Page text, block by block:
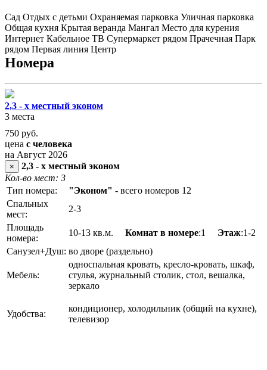
Сад Отдых с детьми Охраняемая парковка Уличная парковка
Общая кухня Крытая веранда Мангал Место для курения
Интернет Кабельное ТВ Супермаркет рядом Прачечная Парк
рядом Первая линия Центр
Номера
2,3 - х местный эконом
3 места
750 руб.
цена с человека
на Август 2026
×
2,3 - х местный эконом
Кол-во мест: 3
Тип номера:
"Эконом" - всего номеров 12
Спальных
мест:
2-3
Площадь
номера:
10-13 кв.м. Комнат в номере:1 Этаж:1-2
Санузел+Душ: во дворе (раздельно)
Мебель:
односпальная кровать, кресло-кровать, шкаф,
стулья, журнальный столик, стол, вешалка,
зеркало
Удобства:
кондиционер, холодильник (общий на кухне),
телевизор